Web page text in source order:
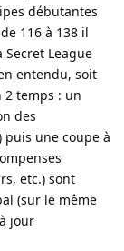
débutantes
116 à 138 il
League
entendu, soit
2 temps : un
des
puis une coupe à
etc.) sont
(sur le même
jour